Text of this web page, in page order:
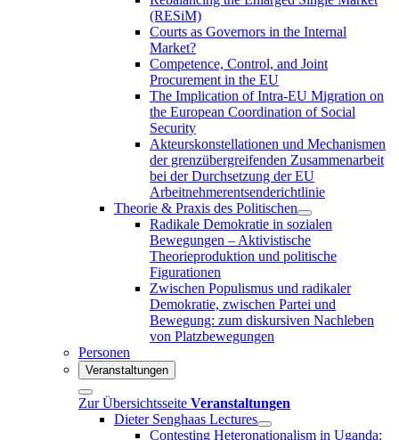
(RESiM)
Courts as Governors in the Internal
Market?
Competence, Control, and Joint
Procurement in the EU
The Implication of Intra-EU Migration on
the European Coordination of Social
Security
Akteurskonstellationen und Mechanismen
der grenzübergreifenden Zusammenarbeit
bei der Durchsetzung der EU
Arbeitnehmerentsenderichtlinie
Theorie & Praxis des Politischen
Radikale Demokratie in sozialen
Bewegungen – Aktivistische
Theorieproduktion und politische
Figurationen
Zwischen Populismus und radikaler
Demokratie, zwischen Partei und
Bewegung: zum diskursiven Nachleben
von Platzbewegungen
Personen
Veranstaltungen
Zur Übersichtsseite Veranstaltungen
Dieter Senghaas Lectures
Contesting Heteronationalism in Uganda: